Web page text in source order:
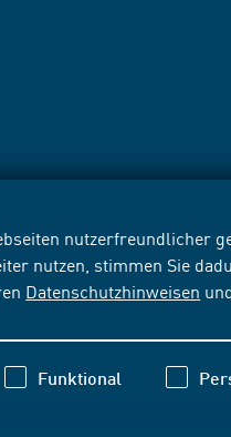
nutzerfreundlicher
nutzen, stimmen Sie
Datenschutzhinweisen
Funktional